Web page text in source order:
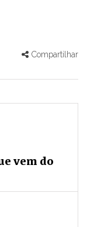
Compartilhar
vem do